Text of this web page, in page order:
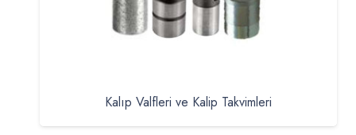
Kalıp Valfleri ve Kalip Takvimleri